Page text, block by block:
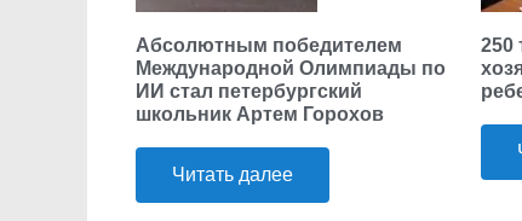
Абсолютным победителем
Международной Олимпиады по
ИИ стал петербургский
школьник Артем Горохов
Читать далее
250